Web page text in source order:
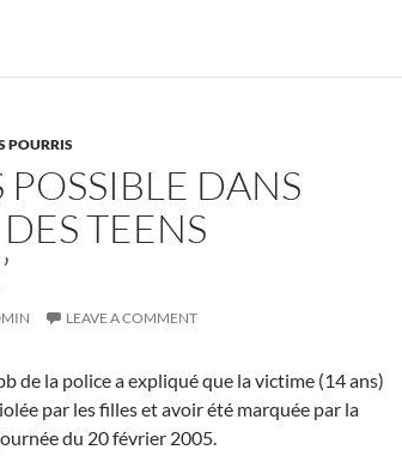
POURRIS
POSSIBLE DANS
DES TEENS
LEAVE A COMMENT
de la police a expliqué que la victime (14 ans)
par les filles et avoir été marquée par la
du 20 février 2005.